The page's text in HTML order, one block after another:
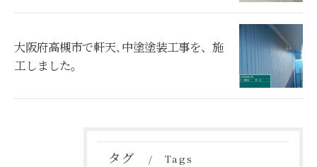
大阪府高槻市で軒天､中塗塗装工事を、施
工しました。
タグ Tags